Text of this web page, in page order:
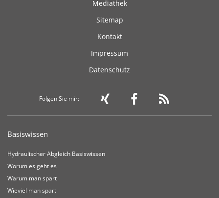
Mediathek
Sitemap
Kontakt
Impressum
Datenschutz
Folgen Sie mir:
Basiswissen
Hydraulischer Abgleich Basiswissen
Worum es geht es
Warum man spart
Wieviel man spart